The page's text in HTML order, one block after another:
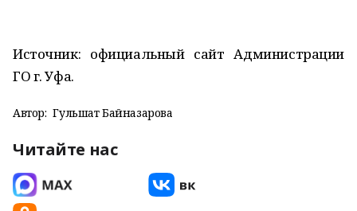
Источник: официальный сайт Администрации
ГО г. Уфа.
Автор: Гульшат Байназарова
Читайте нас